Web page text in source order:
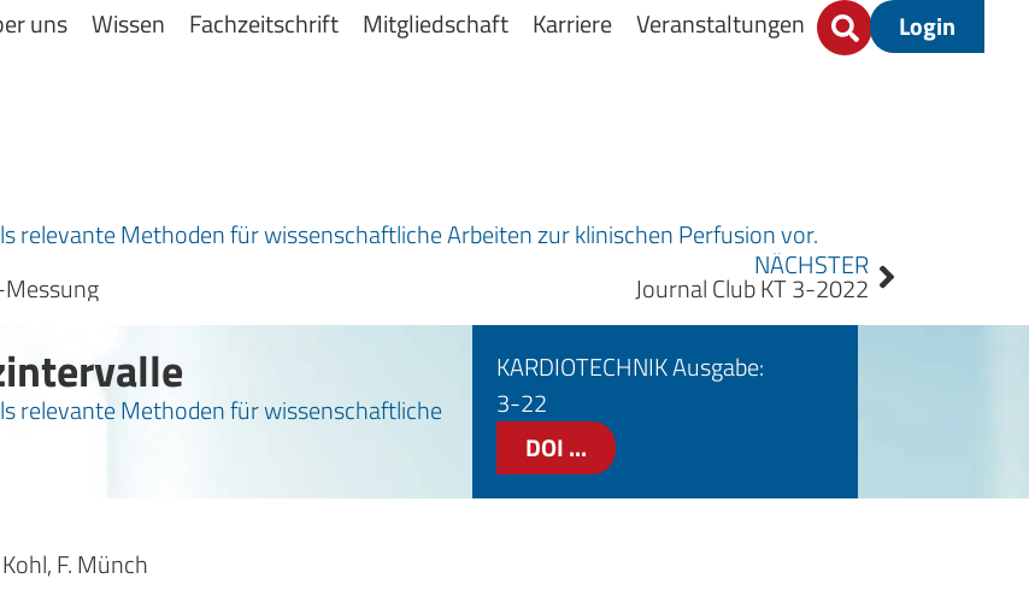
uns Wissen Fachzeitschrift Mitgliedschaft Karriere Veranstaltungen Login
relevante Methoden für wissenschaftliche Arbeiten zur klinischen Perfusion vor.
NÄCHSTER
Journal Club KT 3-2022
relevante Methoden für wissenschaftliche
KARDIOTECHNIK Ausgabe:
3-22
DOI ...
Kohl,F. Münch